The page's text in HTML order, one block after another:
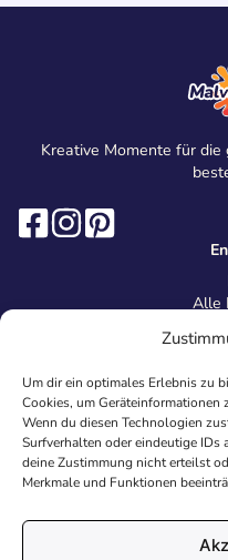
Um dir ein optimales Erlebnis zu
Cookies, um Geräteinformationen
Wenn du diesen Technologien
Surfverhalten oder eindeutige IDs
deine Zustimmung nicht erteilst
Merkmale und Funktionen
Kreative Momente für
Alle
Recht